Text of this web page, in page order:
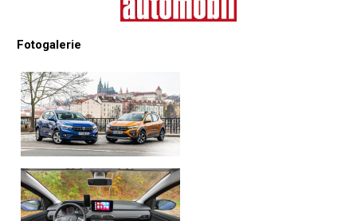
Fotogalerie